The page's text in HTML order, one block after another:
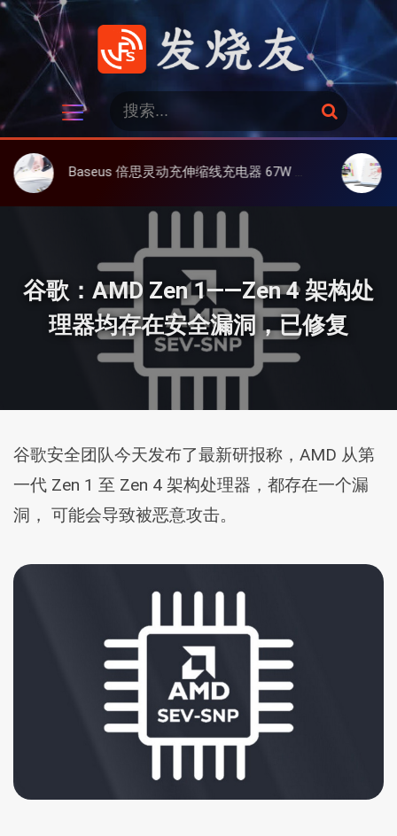
跳
发烧友
：
搜
索
Baseus 倍思灵动充伸缩线充电器 67W 3C，超耐用可伸缩线、氮化镓、3C多设备同时充 大上
谷歌：AMD Zen 1——Zen 4 架构处
理器均存在安全漏洞，已修复
谷歌安全团队今天发布了最新研报称，AMD 从第
一代 Zen 1 至 Zen 4 架构处理器，都存在一个漏
洞， 可能会导致被恶意攻击。